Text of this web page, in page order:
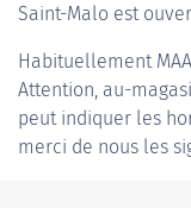
Saint-Malo est
Habituellement
Attention, au-
peut indiquer les
merci de nous les